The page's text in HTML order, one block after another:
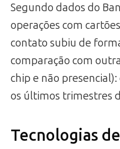
Segundo dados do
operações com
contato subiu de
comparação com
chip e não
os últimos trimestres
Tecnologias